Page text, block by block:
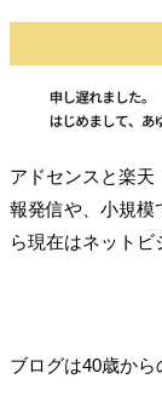
アドセンスと楽天
報発信や、小規模
ら現在はネットビ
ブログは40歳から